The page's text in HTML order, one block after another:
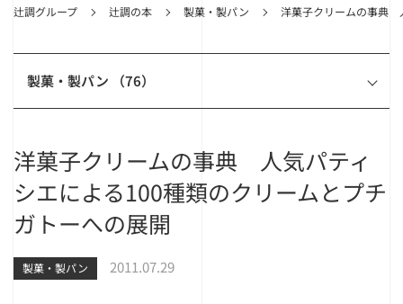
辻調グループ 辻調の本 製菓・製パン 洋菓子クリームの事典
製菓・製パン （76）
洋菓子クリームの事典 人気パティ
シエによる100種類のクリームとプチ
ガトーへの展開
製菓・製パン 2011.07.29